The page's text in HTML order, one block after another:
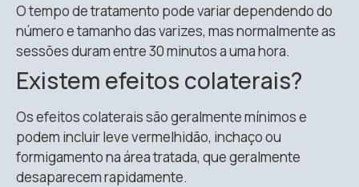
O tempo de tratamento pode variar dependendo do
número e tamanho das varizes, mas normalmente as
sessões duram entre 30 minutos a uma hora.
Existem efeitos colaterais?
Os efeitos colaterais são geralmente mínimos e
podem incluir leve vermelhidão, inchaço ou
formigamento na área tratada, que geralmente
desaparecem rapidamente.